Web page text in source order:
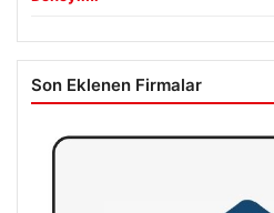
Son Eklenen Firmalar